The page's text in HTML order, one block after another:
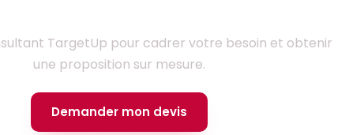
TargetUp pour cadrer votre besoin et obtenir
une proposition sur mesure.
Demander mon devis